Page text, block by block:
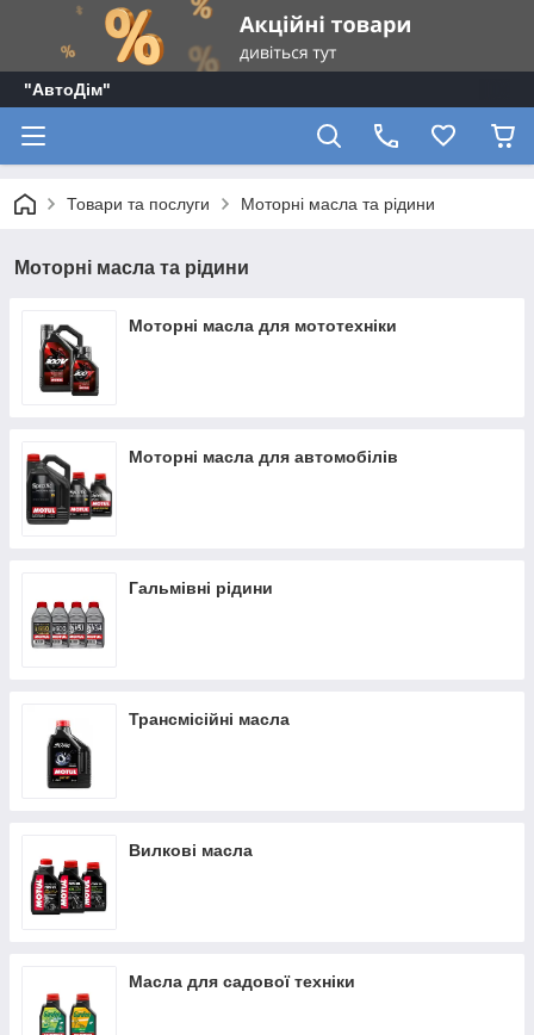
"АвтоДім"
Товари та послуги Моторні масла та рідини
Моторні масла та рідини
Моторні масла для мототехніки
Моторні масла для автомобілів
Гальмівні рідини
Трансмісійні масла
Вилкові масла
Масла для садової техніки